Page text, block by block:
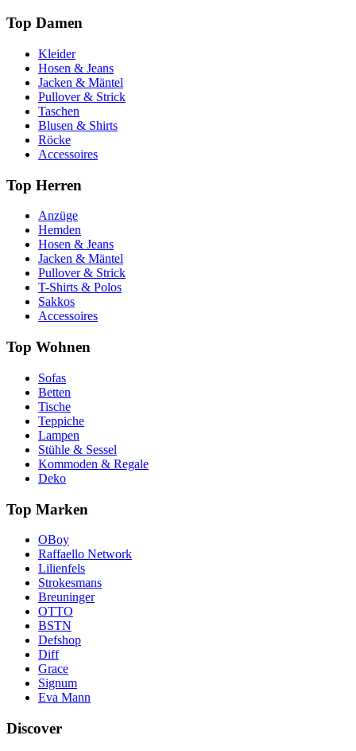
Top Damen
Kleider
Hosen & Jeans
Jacken & Mäntel
Pullover & Strick
Taschen
Blusen & Shirts
Röcke
Accessoires
Top Herren
Anzüge
Hemden
Hosen & Jeans
Jacken & Mäntel
Pullover & Strick
T-Shirts & Polos
Sakkos
Accessoires
Top Wohnen
Sofas
Betten
Tische
Teppiche
Lampen
Stühle & Sessel
Kommoden & Regale
Deko
Top Marken
OBoy
Raffaello Network
Lilienfels
Strokesmans
Breuninger
OTTO
BSTN
Defshop
Diff
Grace
Signum
Eva Mann
Discover